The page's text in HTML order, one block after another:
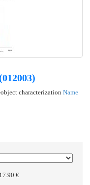
characterization Name
€